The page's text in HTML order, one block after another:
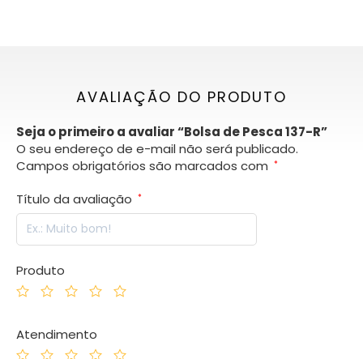
AVALIAÇÃO DO PRODUTO
Seja o primeiro a avaliar “Bolsa de Pesca 137-R”
O seu endereço de e-mail não será publicado.
Campos obrigatórios são marcados com *
Título da avaliação *
Produto
Atendimento